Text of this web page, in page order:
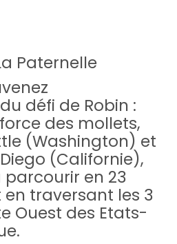
Paternelle
défi de Robin :
des mollets,
(Washington) et
(Californie),
parcourir en 23
traversant les 3
Ouest des Etats-